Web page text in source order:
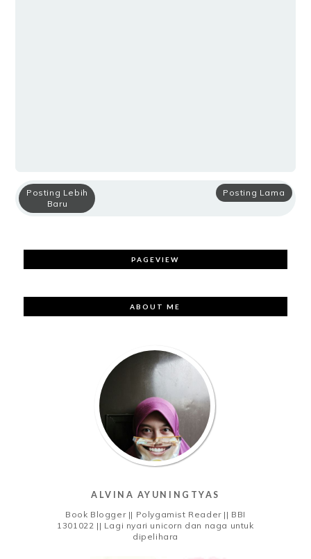
Posting Lebih
Baru
Posting Lama
PAGEVIEW
ABOUT ME
ALVINA AYUNINGTYAS
Book Blogger || Polygamist Reader || BBI
1301022 || Lagi nyari unicorn dan naga untuk
dipelihara